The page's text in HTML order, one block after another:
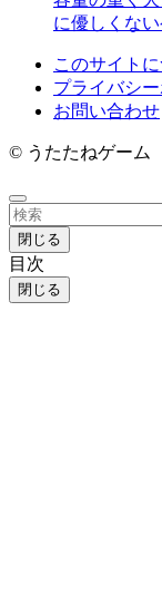
に優しくない
このサイト
プライバシ
お問い合わせ
© うたたねゲーム
閉じる
目次
閉じる